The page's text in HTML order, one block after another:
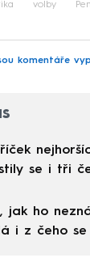
volby
komentáře
se i tři
jak ho
i z čeho se